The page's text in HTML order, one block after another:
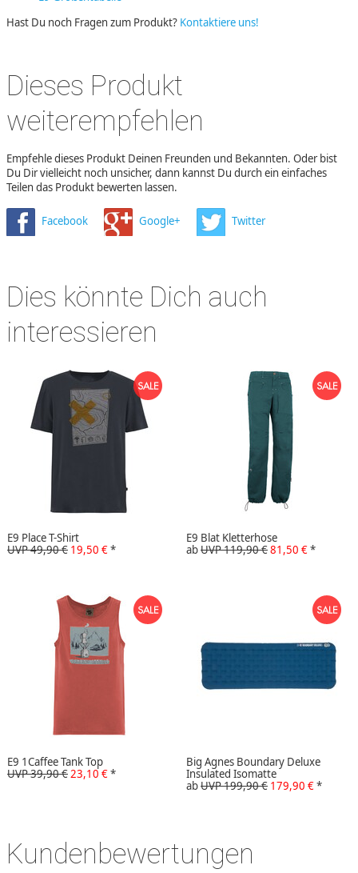
Hast Du noch Fragen zum Produkt? Kontaktiere uns!
Dieses Produkt
weiterempfehlen
Empfehle dieses Produkt Deinen Freunden und Bekannten. Oder bist
Du Dir vielleicht noch unsicher, dann kannst Du durch ein einfaches
Teilen das Produkt bewerten lassen.
Facebook Google+ Twitter
Dies könnte Dich auch
interessieren
E9 Place T-Shirt
UVP 49,90 € 19,50 €*
E9 Blat Kletterhose
abUVP 119,90 €81,50 €*
E9 1Caffee Tank Top
UVP 39,90 €23,10 €*
Big Agnes Boundary Deluxe
Insulated Isomatte
abUVP 199,90 € 179,90 €*
Kundenbewertungen